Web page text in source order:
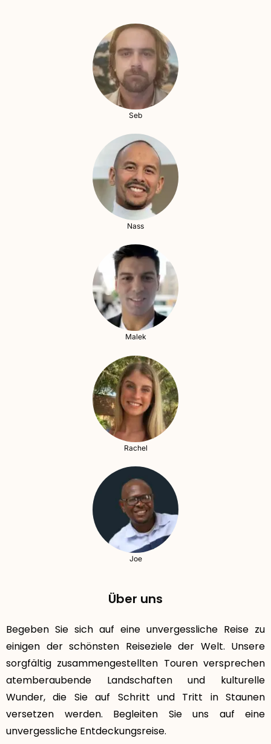
Seb
Nass
Malek
Rachel
Joe
Über uns
Begeben Sie sich auf eine unvergessliche Reise zu
einigen der schönsten Reiseziele der Welt. Unsere
sorgfältig zusammengestellten Touren versprechen
atemberaubende Landschaften und kulturelle
Wunder, die Sie auf Schritt und Tritt in Staunen
versetzen werden. Begleiten Sie uns auf eine
unvergessliche Entdeckungsreise.